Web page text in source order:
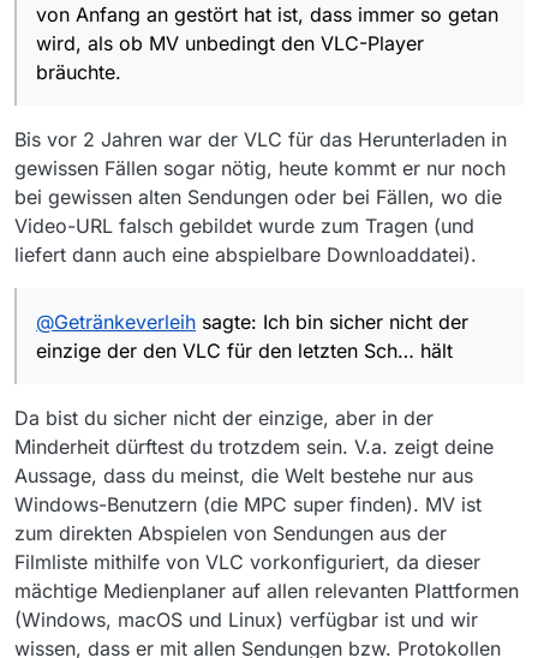
von Anfang an gestört hat ist, dass immer so getan
wird, als ob MV unbedingt den VLC-Player
bräuchte.
Bis vor 2 Jahren war der VLC für das Herunterladen in
gewissen Fällen sogar nötig, heute kommt er nur noch
bei gewissen alten Sendungen oder bei Fällen, wo die
Video-URL falsch gebildet wurde zum Tragen (und
liefert dann auch eine abspielbare Downloaddatei).
@Getränkeverleih sagte: Ich bin sicher nicht der
einzige der den VLC für den letzten Sch… hält
Da bist du sicher nicht der einzige, aber in der
Minderheit dürftest du trotzdem sein. V.a. zeigt deine
Aussage, dass du meinst, die Welt bestehe nur aus
Windows-Benutzern (die MPC super finden). MV ist
zum direkten Abspielen von Sendungen aus der
Filmliste mithilfe von VLC vorkonfiguriert, da dieser
mächtige Medienplaner auf allen relevanten Plattformen
(Windows, macOS und Linux) verfügbar ist und wir
wissen, dass er mit allen Sendungen bzw. Protokollen